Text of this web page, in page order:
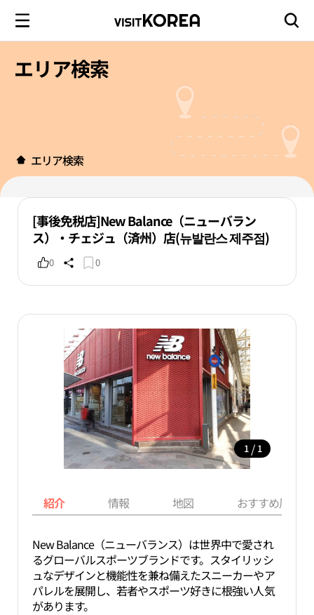
エリア検索
エリア検索
[事後免税店]New Balance（ニューバラン
ス）・チェジュ（済州）店(뉴발란스 제주점)
0 0
1 / 1
紹介 情報 地図 おすすめ周辺
New Balance（ニューバランス）は世界中で愛され
るグローバルスポーツブランドです。スタイリッシ
ュなデザインと機能性を兼ね備えたスニーカーやア
パレルを展開し、若者やスポーツ好きに根強い人気
があります。